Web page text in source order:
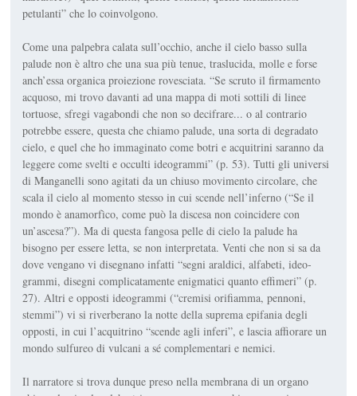
petulanti” che lo coinvolgono.
Come una palpebra calata sull’occhio, anche il cielo basso sulla
palude non è altro che una sua più tenue, traslucida, molle e forse
anch’essa organica proie­zione rovesciata. “Se scruto il firma­mento
acquoso, mi trovo davanti ad una mappa di moti sottili di linee
tortuose, sfregi vagabondi che non so de­cifrare... o al contrario
potrebbe essere, questa che chiamo palude, una sorta di degradato
cielo, e quel che ho immagi­nato come botri e acquitrini saranno da
leggere come svelti e occulti ideogram­mi” (p. 53). Tutti gli universi
di Manga­nelli sono agitati da un chiuso movi­mento circolare, che
scala il cielo al momento stesso in cui scende nell’in­ferno (“Se il
mondo è anamorfìco, come può la discesa non coincidere con
un’ascesa?”). Ma di questa fangosa pelle di cielo la palude ha
bisogno per essere letta, se non interpretata. Venti che non si sa da
dove vengano vi disegnano infatti “segni araldici, alfabeti, ideo­
grammi, disegni complicatamente enig­matici quanto effimeri” (p.
27). Altri e opposti ideogrammi (“cremisi orifiam­ma, pennoni,
stemmi”) vi si riverberano la notte della suprema epifania de­gli
opposti, in cui l’acquitrino “scende agli inferi”, e lascia affiorare un
mondo sulfureo di vulcani a sé complementari e nemici.
Il narratore si trova dunque preso nel­la membrana di un organo